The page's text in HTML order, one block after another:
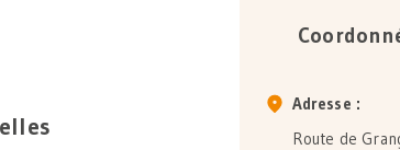
Adresse :
Route de